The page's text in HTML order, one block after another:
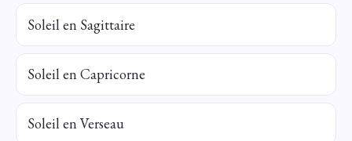
Soleil en Sagittaire
Soleil en Capricorne
Soleil en Verseau